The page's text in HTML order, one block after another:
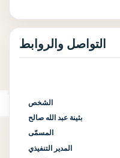
التواصل والروابط
الشخص
بثينة عبد الله صالح
المسمّى
المدير التنفيذي